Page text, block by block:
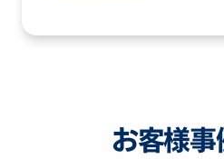
お客様